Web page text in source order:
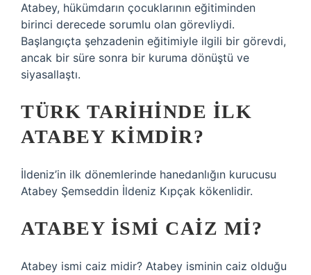
Atabey, hükümdarın çocuklarının eğitiminden
birinci derecede sorumlu olan görevliydi.
Başlangıçta şehzadenin eğitimiyle ilgili bir görevdi,
ancak bir süre sonra bir kuruma dönüştü ve
siyasallaştı.
TÜRK TARIHINDE ILK
ATABEY KIMDIR?
İldeniz’in ilk dönemlerinde hanedanlığın kurucusu
Atabey Şemseddin İldeniz Kıpçak kökenlidir.
ATABEY ISMI CAIZ MI?
Atabey ismi caiz midir? Atabey isminin caiz olduğu